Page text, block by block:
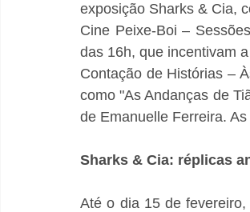
exposição Sharks & Cia,
Cine Peixe-Boi –
das 16h, que incentivam
Contação de Histórias –
como "As Andanças de
de Emanuelle Ferreira.
Sharks & Cia: réplicas
Até o dia 15 de